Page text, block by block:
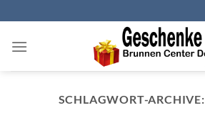
Inhalt
springen
SCHLAGWORT-ARCHIVE: